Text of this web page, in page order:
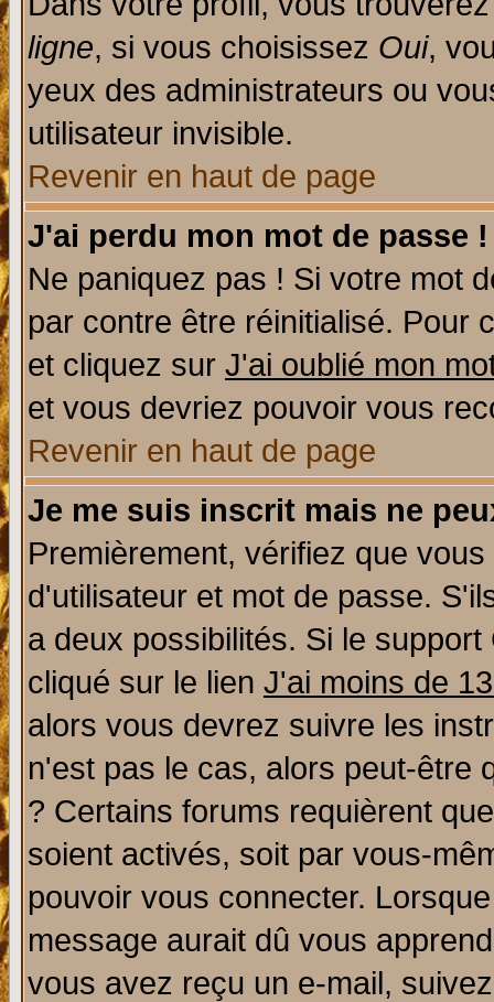
ligne, si vous choisissez Oui,
yeux des administrateurs ou
utilisateur invisible.
Revenir en haut de page
J'ai perdu mon mot de passe !
Ne paniquez pas ! Si votre mot
par contre être réinitialisé. Pour
et cliquez sur J'ai oublié mon
et vous devriez pouvoir vous
Revenir en haut de page
Je me suis inscrit mais ne
Premièrement, vérifiez que
d'utilisateur et mot de passe.
a deux possibilités. Si le
cliqué sur le lien J'ai moins de
alors vous devrez suivre les
n'est pas le cas, alors peut-être
? Certains forums requièrent
soient activés, soit par vous-
pouvoir vous connecter.
message aurait dû vous
vous avez reçu un e-mail,